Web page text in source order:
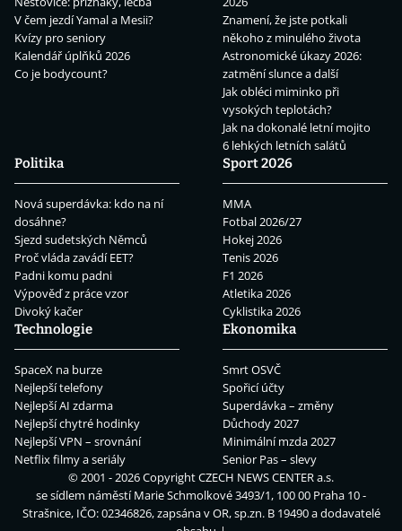
V čem jezdí Yamal a Mesii?
Kvízy pro seniory
Kalendář úplňků 2026
Co je bodycount?
Znamení, že jste potkali
někoho z minulého života
Astronomické úkazy 2026:
zatmění slunce a další
Jak obléci miminko při
vysokých teplotách?
Jak na dokonalé letní mojito
6 lehkých letních salátů
Politika
Nová superdávka: kdo na ní
dosáhne?
Sjezd sudetských Němců
Proč vláda zavádí EET?
Padni komu padni
Výpověď z práce vzor
Divoký kačer
Sport 2026
MMA
Fotbal 2026/27
Hokej 2026
Tenis 2026
F1 2026
Atletika 2026
Cyklistika 2026
Technologie
SpaceX na burze
Nejlepší telefony
Nejlepší AI zdarma
Nejlepší chytré hodinky
Nejlepší VPN – srovnání
Netflix filmy a seriály
Ekonomika
Smrt OSVČ
Spořicí účty
Superdávka – změny
Důchody 2027
Minimální mzda 2027
Senior Pas – slevy
© 2001 - 2026 CopyrightCZECH NEWS CENTER a.s.
se sídlem náměstí Marie Schmolkové 3493/1, 100 00 Praha 10 -
Strašnice, IČO: 02346826, zapsána v OR, sp.zn. B 19490 a dodavatelé